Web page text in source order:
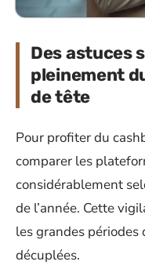
Des astuces
pleinement
de tête
Pour profiter du
comparer les
considérablement
de l’année. Cette
les grandes
décuplées.